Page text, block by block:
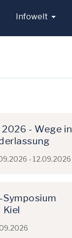
Infowelt
2026 - Wege in
- 12.09.2026
Kiel